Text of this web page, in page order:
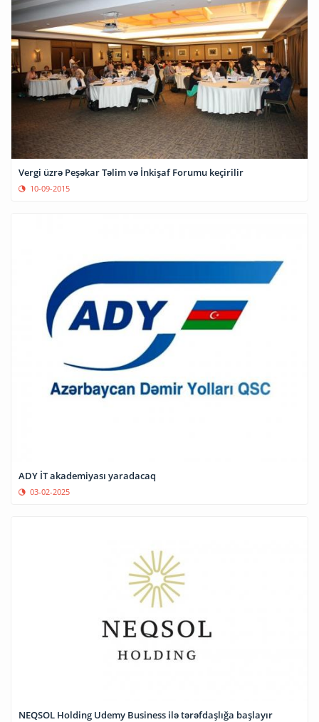
Vergi üzrə Peşəkar Təlim və İnkişaf Forumu keçirilir
10-09-2015
ADY İT akademiyası yaradacaq
03-02-2025
NEQSOL Holding Udemy Business ilə tərəfdaşlığa başlayır